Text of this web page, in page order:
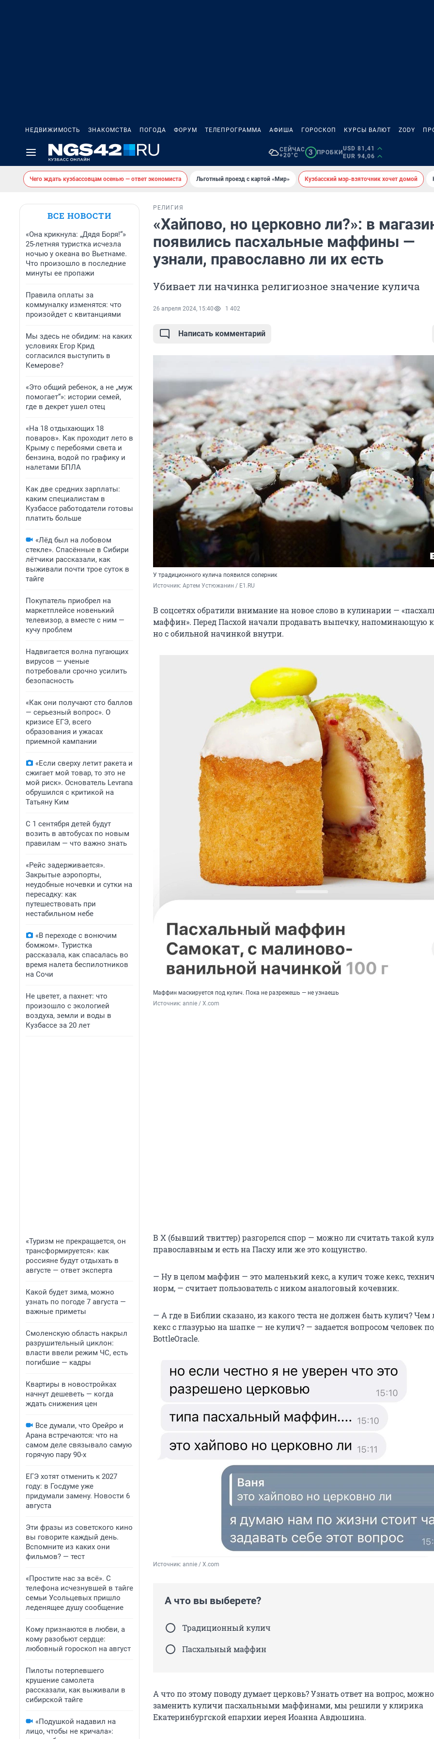
НЕДВИЖИМОСТЬ ЗНАКОМСТВА ПОГОДА ФОРУМ ТЕЛЕПРОГРАММА АФИША ГОРОСКОП КУРСЫ ВАЛЮТ ZODY
СЕЙЧАС
+20°C
3 ПРОБКИ
USD 81,41
EUR 94,06
Чего ждать кузбассовцам осенью — ответ экономиста Льготный проезд с картой «Мир» Кузбасский мэр-взяточник хочет домой
ВСЕ НОВОСТИ
«Она крикнула: „Дядя Боря!“»
25-летняя туристка исчезла
ночью у океана во Вьетнаме.
Что произошло в последние
минуты ее пропажи
Правила оплаты за
коммуналку изменятся: что
произойдет с квитанциями
Мы здесь не обидим: на каких
условиях Егор Крид
согласился выступить в
Кемерове?
«Это общий ребенок, а не „муж
помогает“»: истории семей,
где в декрет ушел отец
«На 18 отдыхающих 18
поваров». Как проходит лето в
Крыму с перебоями света и
бензина, водой по графику и
налетами БПЛА
Как две средних зарплаты:
каким специалистам в
Кузбассе работодатели готовы
платить больше
«Лёд был на лобовом
стекле». Спасённые в Сибири
лётчики рассказали, как
выживали почти трое суток в
тайге
Покупатель приобрел на
маркетплейсе новенький
телевизор, а вместе с ним —
кучу проблем
Надвигается волна пугающих
вирусов — ученые
потребовали срочно усилить
безопасность
«Как они получают сто баллов
— серьезный вопрос». О
кризисе ЕГЭ, всего
образования и ужасах
приемной кампании
«Если сверху летит ракета и
сжигает мой товар, то это не
мой риск». Основатель Levrana
обрушился с критикой на
Татьяну Ким
С 1 сентября детей будут
возить в автобусах по новым
правилам — что важно знать
«Рейс задерживается».
Закрытые аэропорты,
неудобные ночевки и сутки на
пересадку: как
путешествовать при
нестабильном небе
«В переходе с вонючим
бомжом». Туристка
рассказала, как спасалась во
время налета беспилотников
на Сочи
Не цветет, а пахнет: что
произошло с экологией
воздуха, земли и воды в
Кузбассе за 20 лет
«Туризм не прекращается, он
трансформируется»: как
россияне будут отдыхать в
августе — ответ эксперта
Какой будет зима, можно
узнать по погоде 7 августа —
важные приметы
Смоленскую область накрыл
разрушительный циклон:
власти ввели режим ЧС, есть
погибшие — кадры
Квартиры в новостройках
начнут дешеветь — когда
ждать снижения цен
Все думали, что Орейро и
Арана встречаются: что на
самом деле связывало самую
горячую пару 90-х
ЕГЭ хотят отменить к 2027
году: в Госдуме уже
придумали замену. Новости 6
августа
Эти фразы из советского кино
вы говорите каждый день.
Вспомните из каких они
фильмов? — тест
«Простите нас за всё». С
телефона исчезнувшей в тайге
семьи Усольцевых пришло
леденящее душу сообщение
Кому признаются в любви, а
кому разобьют сердце:
любовный гороскоп на август
Пилоты потерпевшего
крушение самолета
рассказали, как выживали в
сибирской тайге
«Подушкой надавил на
лицо, чтобы не кричала»:
РЕЛИГИЯ
«Хайпово, но церковно ли?»: в
появились пасхальные маффины —
узнали, православно ли их есть
Убивает ли начинка религиозное значение кулича
26 апреля 2024, 15:40 1 402
Написать комментарий
У традиционного кулича появился соперник
Источник: Артем Устюжанин / E1.RU
В соцсетях обратили внимание на новое слово в кулинарии —
маффин». Перед Пасхой начали продавать выпечку, напоминающую
но с обильной начинкой внутри.
Маффин маскируется под кулич. Пока не разрежешь — не узнаешь
Источник: annie / X.com
В Х (бывший твиттер) разгорелся спор — можно ли считать такой
православным и есть на Пасху или же это кощунство.
— Ну в целом маффин — это маленький кекс, а кулич тоже кекс,
норм, — считает пользователь с ником аналоговый кочевник.
— А где в Библии сказано, из какого теста не должен быть кулич?
кекс с глазурью на шапке — не кулич? — задается вопросом человек
BottleOracle.
Источник: annie / X.com
А что вы выберете?
Традиционный кулич
Пасхальный маффин
А что по этому поводу думает церковь? Узнать ответ на вопрос,
заменить куличи пасхальными маффинами, мы решили у клирика
Екатеринбургской епархии иерея Иоанна Авдюшина.